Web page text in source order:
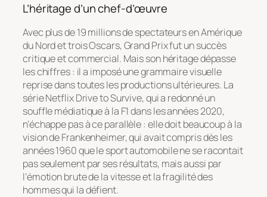
L’héritage d’un chef-d’œuvre
Avec plus de 19 millions de spectateurs en Amérique
du Nord et trois Oscars,Grand Prixfut un succès
critique et commercial. Mais son héritage dépasse
les chiffres : il a imposé une grammaire visuelle
reprise dans toutes les productions ultérieures. La
série NetflixDrive to Survive, qui a redonné un
souffle médiatique à la F1 dans les années 2020,
n’échappe pas à ce parallèle : elle doit beaucoup à la
vision de Frankenheimer, qui avait compris dès les
années 1960 que le sport automobile ne se racontait
pas seulement par ses résultats, mais aussi par
l’émotion brute de la vitesse et la fragilité des
hommes qui la défient.